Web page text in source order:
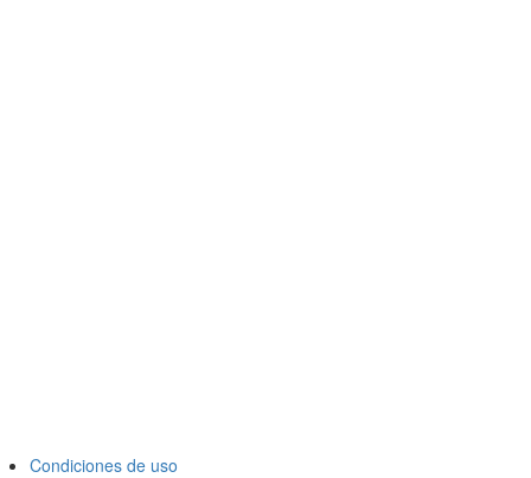
Condiciones de uso